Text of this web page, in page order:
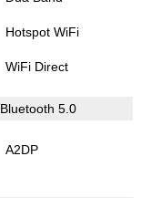
Hotspot WiFi
WiFi Direct
Bluetooth 5.0
A2DP